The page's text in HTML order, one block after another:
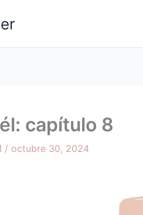
capítulo 8
/ octubre 30, 2024